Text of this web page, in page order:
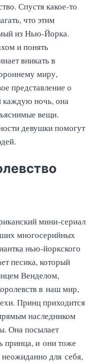
Спустя какое-то
что этим
из Нью-Йорка.
и понять
вникать в
миру,
представление о
каждую ночь, она
вещи.
девушки помогут
мини-сериал
многосерийных
нью-йоркского
песика, который
Венделом,
в наш мир,
Принц приходится
наследником
Она посылает
принца, и они тоже
для себя,